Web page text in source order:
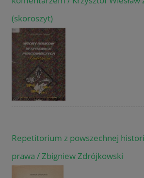
(skoroszyt)
Repetitorium z powszechnej
prawa / Zbigniew Zdrójkowski